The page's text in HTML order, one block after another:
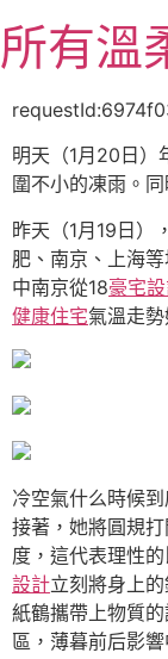
至
主
容
所有溫
明天（1月20日）
圍不小的凍雨。
昨天（1月19日）
肥、南京、上海
中南京從18豪宅
健康住宅氣溫走勢
冷空氣什么時候
接著，她將圓規打
度，這代表理性
設計立刻將身上
紙鶴攜帶上物質
區，薄暮前后影